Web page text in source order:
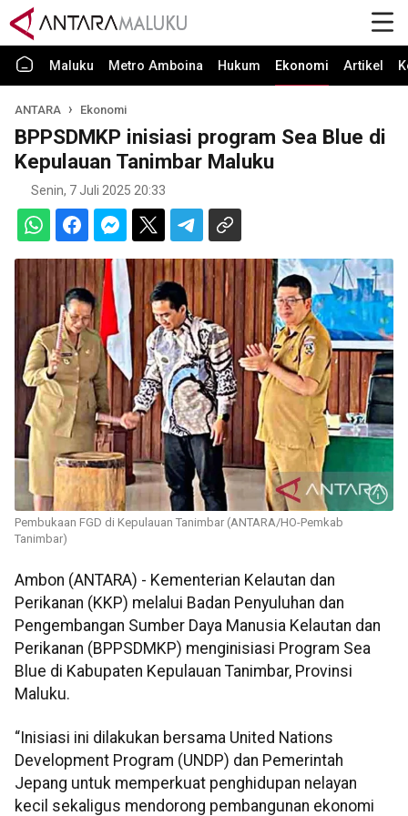
Maluku Metro Amboina Hukum Ekonomi Artikel
ANTARA Ekonomi
BPPSDMKP inisiasi program Sea Blue di
Kepulauan Tanimbar Maluku
Senin, 7 Juli 2025 20:33
Pembukaan FGD di Kepulauan Tanimbar (ANTARA/HO-Pemkab
Tanimbar)
Ambon (ANTARA) - Kementerian Kelautan dan
Perikanan (KKP) melalui Badan Penyuluhan dan
Pengembangan Sumber Daya Manusia Kelautan dan
Perikanan (BPPSDMKP) menginisiasi Program Sea
Blue di Kabupaten Kepulauan Tanimbar, Provinsi
Maluku.
“Inisiasi ini dilakukan bersama United Nations
Development Program (UNDP) dan Pemerintah
Jepang untuk memperkuat penghidupan nelayan
kecil sekaligus mendorong pembangunan ekonomi